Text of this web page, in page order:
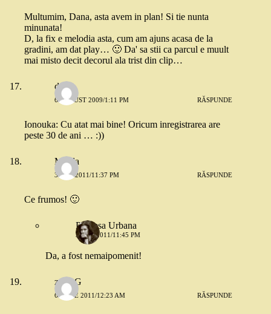
Multumim, Dana, asta avem in plan! Si tie nunta
minunata!
D, la fix e melodia asta, cum am ajuns acasa de la
gradini, am dat play… 🙂 Da' sa stii ca parcul e muult
mai misto decit decorul ala trist din clip…
d
6 AUGUST 2009/1:11 PM RĂSPUNDE
Ionouka: Cu atat mai bine! Oricum inregistrarea are
peste 30 de ani … :))
Mirela
3 MAI 2011/11:37 PM RĂSPUNDE
Ce frumos! 🙂
Printesa Urbana
3 MAI 2011/11:45 PM
Da, a fost nemaipomenit!
zuza G
6 IUNIE 2011/12:23 AM RĂSPUNDE